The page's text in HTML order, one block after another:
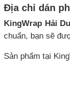
Địa chỉ dán
KingWrap Hải
chuẩn, bạn sẽ
Sản phẩm tại